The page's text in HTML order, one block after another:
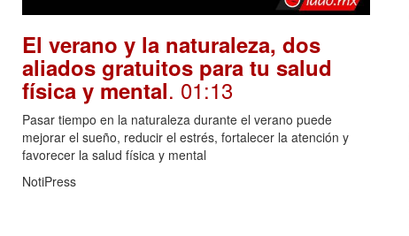
El verano y la naturaleza, dos
aliados gratuitos para tu salud
física y mental. 01:13
Pasar tiempo en la naturaleza durante el verano puede
mejorar el sueño, reducir el estrés, fortalecer la atención y
favorecer la salud física y mental
NotiPress